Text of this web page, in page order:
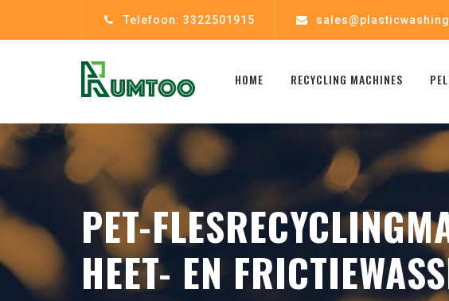
Telefoon: 3322501915
HOME RECYCLING MACHINES
PET-
HEET- EN